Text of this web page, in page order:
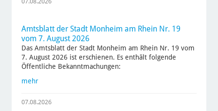
Amtsblatt der Stadt Monheim am Rhein Nr. 19
vom 7. August 2026
Das Amtsblatt der Stadt Monheim am Rhein Nr. 19 vom
7. August 2026 ist erschienen. Es enthält folgende
Öffentliche Bekanntmachungen:
mehr
07.08.2026